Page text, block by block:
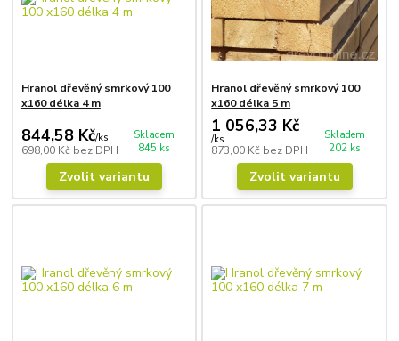
Hranol dřevěný smrkový 100
x160 délka 4 m
844,58 Kč/ks
698,00 Kč bez DPH
Skladem
845 ks
Zvolit variantu
Hranol dřevěný smrkový 100
x160 délka 5 m
1 056,33 Kč
/ks
873,00 Kč bez DPH
Skladem
202 ks
Zvolit variantu